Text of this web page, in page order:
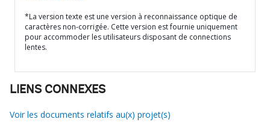
*La version texte est une version à reconnaissance optique de
caractères non-corrigée. Cette version est fournie uniquement
pour accommoder les utilisateurs disposant de connections
lentes.
LIENS CONNEXES
Voir les documents relatifs au(x) projet(s)